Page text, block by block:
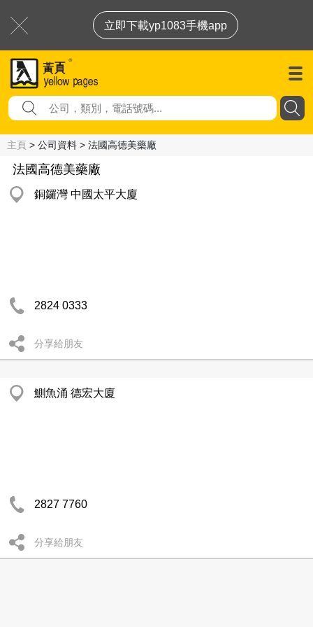
立即下載yp1083手機app
主頁 > 公司資料 > 法國高德美藥廠
法國高德美藥廠
銅鑼灣 中國太平大廈
2824 0333
分享給朋友
鰂魚涌 德宏大廈
2827 7760
分享給朋友